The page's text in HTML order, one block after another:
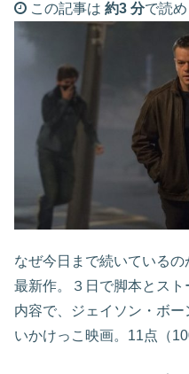
この記事は 約3 分で読め
なぜ今日まで続いている
最新作。３日で脚本とス
内容で、ジェイソン・ボ
いかけっこ映画。11点（